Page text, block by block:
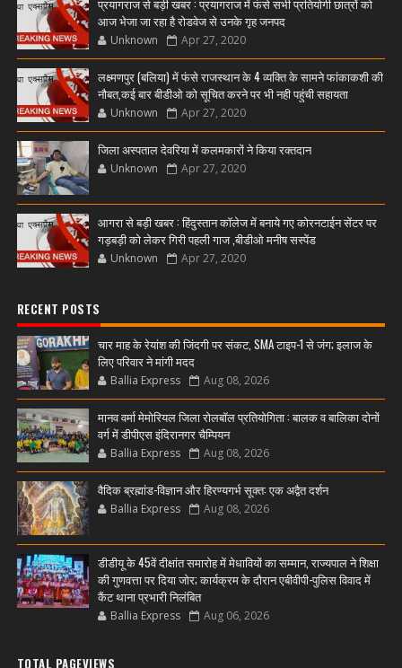
प्रयागराज से बड़ी खबर : प्रयागराज में फंसे सभी प्रतियोगी छात्रों को
आज भेजा जा रहा है रोडवेज से उनके गृह जनपद
Unknown Apr 27, 2020
लक्ष्मणपुर (बलिया) में फंसे राजस्थान के 4 व्यक्ति के सामने फांकाकशी की
नौबत,कई बार बीडीओ को सूचित करने पर भी नही पहुंची सहायता
Unknown Apr 27, 2020
जिला अस्पताल देवरिया में कलमकारों ने किया रक्तदान
Unknown Apr 27, 2020
आगरा से बड़ी खबर : हिंदुस्तान कॉलेज में बनाये गए कोरनटाईन सेंटर पर
गड़बड़ी को लेकर गिरी पहली गाज ,बीडीओ मनीष सस्पेंड
Unknown Apr 27, 2020
RECENT POSTS
चार माह के रेयांश की जिंदगी पर संकट, SMA टाइप-1 से जंग; इलाज के
लिए परिवार ने मांगी मदद
Ballia Express Aug 08, 2026
मानव वर्मा मेमोरियल जिला रोलबॉल प्रतियोगिता : बालक व बालिका दोनों
वर्ग में डीपीएस इंदिरानगर चैम्पियन
Ballia Express Aug 08, 2026
वैदिक ब्रह्मांड-विज्ञान और हिरण्यगर्भ सूक्त: एक अद्वैत दर्शन
Ballia Express Aug 08, 2026
डीडीयू के 45वें दीक्षांत समारोह में मेधावियों का सम्मान, राज्यपाल ने शिक्षा
की गुणवत्ता पर दिया जोर; कार्यक्रम के दौरान एबीवीपी-पुलिस विवाद में
कैंट थाना प्रभारी निलंबित
Ballia Express Aug 06, 2026
TOTAL PAGEVIEWS